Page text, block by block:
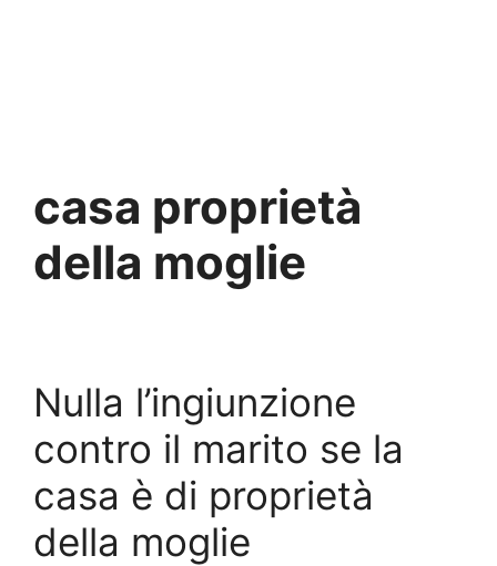
casa proprietà
della moglie
Nulla l’ingiunzione
contro il marito se la
casa è di proprietà
della moglie